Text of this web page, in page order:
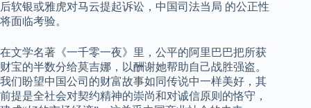
后软银或雅虎对马云提起诉讼，中国司法当局 的公正性
将面临考验。
在文学名著《一千零一夜》里，公平的阿里巴巴把所获
财宝的半数分给莫吉娜，以酬谢她帮助自己战胜强盗。
我们盼望中国公司的财富故事如同传说中一样美好，其
前提是全社会对契约精神的崇尚和对诚信原则的恪守，